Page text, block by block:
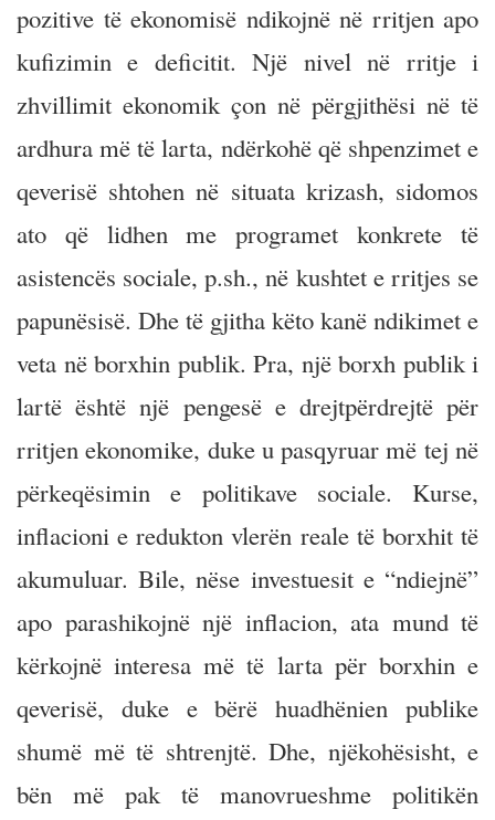
pozitive të ekonomisë ndikojnë në rritjen apo
kufizimin e deficitit. Një nivel në rritje i
zhvillimit ekonomik çon në përgjithësi në të
ardhura më të larta, ndërkohë që shpenzimet e
qeverisë shtohen në situata krizash, sidomos
ato që lidhen me programet konkrete të
asistencës sociale, p.sh., në kushtet e rritjes se
papunësisë. Dhe të gjitha këto kanë ndikimet e
veta në borxhin publik. Pra, një borxh publik i
lartë është një pengesë e drejtpërdrejtë për
rritjen ekonomike, duke u pasqyruar më tej në
përkeqësimin e politikave sociale. Kurse,
inflacioni e redukton vlerën reale të borxhit të
akumuluar. Bile, nëse investuesit e “ndiejnë”
apo parashikojnë një inflacion, ata mund të
kërkojnë interesa më të larta për borxhin e
qeverisë, duke e bërë huadhënien publike
shumë më të shtrenjtë. Dhe, njëkohësisht, e
bën më pak të manovrueshme politikën